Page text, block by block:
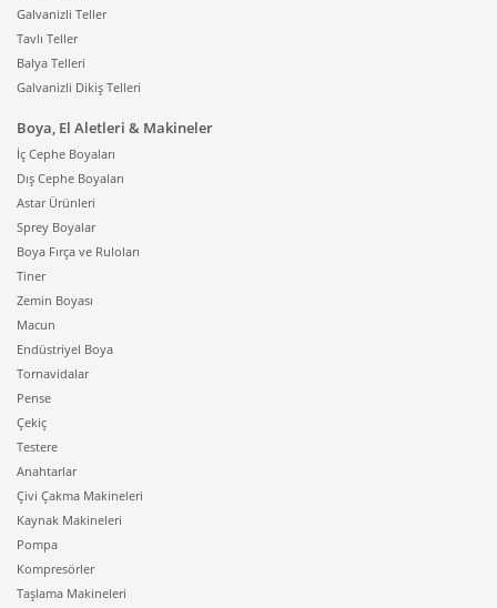
Galvanizli Teller
Tavlı Teller
Balya Telleri
Galvanizli Dikiş Telleri
Boya, El Aletleri & Makineler
İç Cephe Boyaları
Dış Cephe Boyaları
Astar Ürünleri
Sprey Boyalar
Boya Fırça ve Ruloları
Tiner
Zemin Boyası
Macun
Endüstriyel Boya
Tornavidalar
Pense
Çekiç
Testere
Anahtarlar
Çivi Çakma Makineleri
Kaynak Makineleri
Pompa
Kompresörler
Taşlama Makineleri